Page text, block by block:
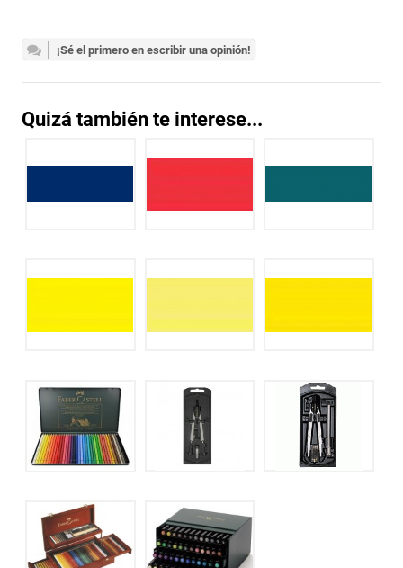
¡Sé el primero en escribir una opinión!
Quizá también te interese...